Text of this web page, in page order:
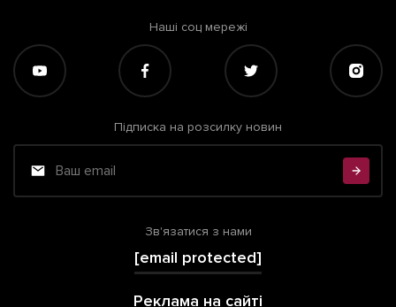
Наші соц мережі
Підписка на розсилку новин
Зв'язатися з нами
[email protected]
Реклама на сайті